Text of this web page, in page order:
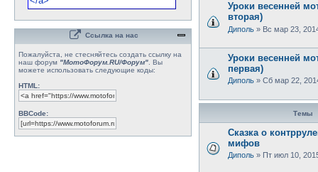
Уроки весенней
вторая)
Диполь » Вс мар 23,
Уроки весенней
первая)
Диполь » Сб мар 22,
Темы
Сказка о
мифов
Диполь » Пт июл 10,
Ссылка на нас
Пожалуйста, не стесняйтесь создать ссылку на
наш форум "МотоФорум.RU/Форум" . Вы
можете использовать следующие коды:
HTML:
BBCode: